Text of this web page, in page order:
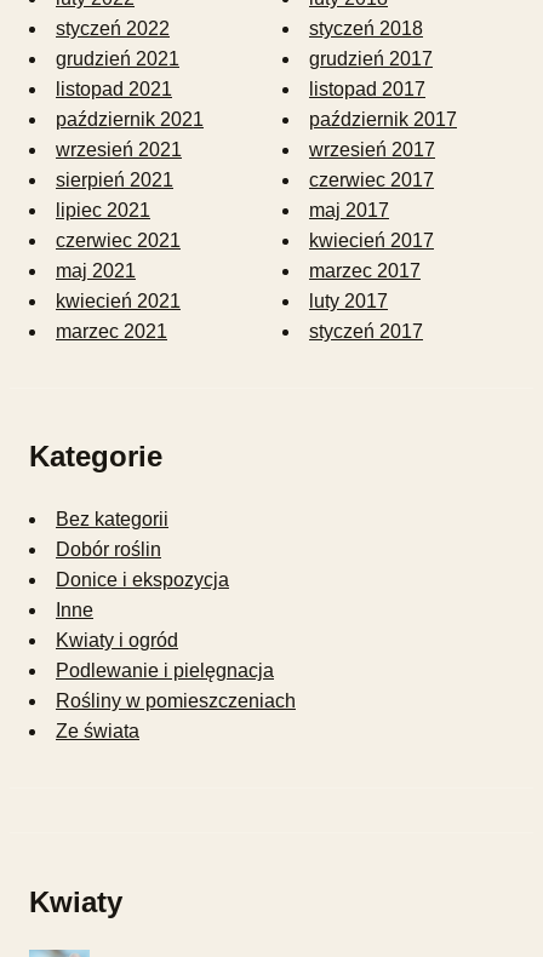
styczeń 2022
grudzień 2021
listopad 2021
październik 2021
wrzesień 2021
sierpień 2021
lipiec 2021
czerwiec 2021
maj 2021
kwiecień 2021
marzec 2021
styczeń 2018
grudzień 2017
listopad 2017
październik 2017
wrzesień 2017
czerwiec 2017
maj 2017
kwiecień 2017
marzec 2017
luty 2017
styczeń 2017
Kategorie
Bez kategorii
Dobór roślin
Donice i ekspozycja
Inne
Kwiaty i ogród
Podlewanie i pielęgnacja
Rośliny w pomieszczeniach
Ze świata
Kwiaty